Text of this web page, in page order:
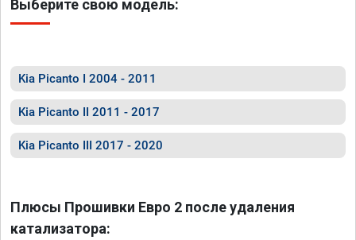
Выберите свою модель:
Kia Picanto I 2004 - 2011
Kia Picanto II 2011 - 2017
Kia Picanto III 2017 - 2020
Плюсы Прошивки Евро 2 после удаления
катализатора: